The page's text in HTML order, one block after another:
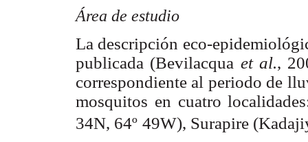
Área de estudio
La descripción eco-
publicada (Bevilacqua et al.,
correspondiente al periodo de
mosquitos en cuatro
34N, 64º 49W), Surapire